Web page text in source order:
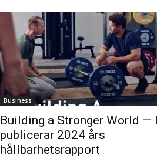
Business
Building a Stronger World —
publicerar 2024 års
hållbarhetsrapport